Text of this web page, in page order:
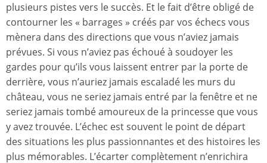
plusieurs pistes vers le succès. Et le fait d’être obligé de
contourner les « barrages » créés par vos échecs vous
mènera dans des directions que vous n’aviez jamais
prévues. Si vous n’aviez pas échoué à soudoyer les
gardes pour qu’ils vous laissent entrer par la porte de
derrière, vous n’auriez jamais escaladé les murs du
château, vous ne seriez jamais entré par la fenêtre et ne
seriez jamais tombé amoureux de la princesse que vous
y avez trouvée. L’échec est souvent le point de départ
des situations les plus passionnantes et des histoires les
plus mémorables. L’écarter complètement n’enrichira